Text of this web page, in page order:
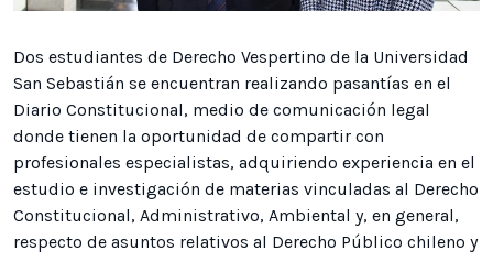
Dos estudiantes de Derecho Vespertino de la Universidad
San Sebastián se encuentran realizando pasantías en el
Diario Constitucional, medio de comunicación legal
donde tienen la oportunidad de compartir con
profesionales especialistas, adquiriendo experiencia en el
estudio e investigación de materias vinculadas al Derecho
Constitucional, Administrativo, Ambiental y, en general,
respecto de asuntos relativos al Derecho Público chileno y